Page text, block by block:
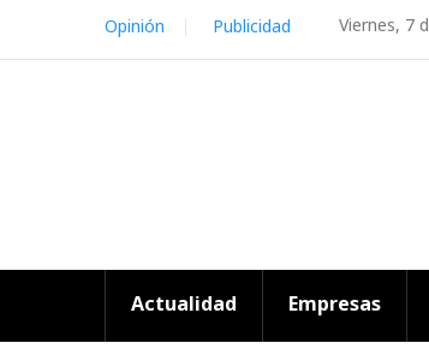
content
Viernes, 7
Opinión Publicidad
Actualidad Empresas